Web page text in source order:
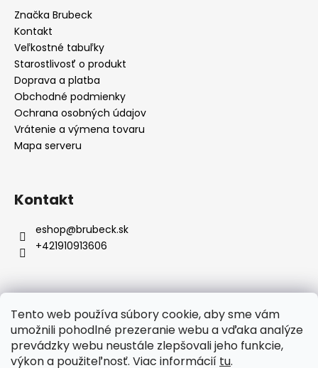
Tento web používa súbory cookie, aby sme vám
umožnili pohodlné prezeranie webu a vďaka analýze
prevádzky webu neustále zlepšovali jeho funkcie,
výkon a použiteľnosť. Viac informácií tu.
Značka Brubeck
Kontakt
Veľkostné tabuľky
Starostlivosť o produkt
Doprava a platba
Obchodné podmienky
Ochrana osobných údajov
Vrátenie a výmena tovaru
Mapa serveru
Kontakt
eshop@brubeck.sk
+421910913606
Prijímame online platby